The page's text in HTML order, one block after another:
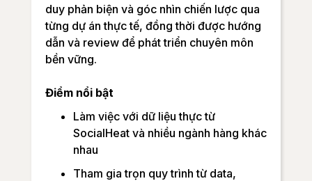
duy phản biện và góc nhìn chiến lược qua
từng dự án thực tế, đồng thời được hướng
dẫn và review để phát triển chuyên môn
bền vững.
Điểm nổi bật
Làm việc với dữ liệu thực từ
SocialHeat và nhiều ngành hàng khác
nhau
Tham gia trọn quy trình từ data,